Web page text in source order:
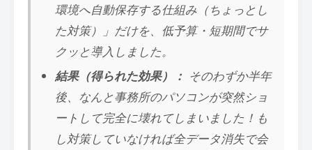
環境へ自動保存する仕組み（ちょっとし
た対策）」だけを、低予算・短期間でサ
クッと導入しました。
結果（得られた効果）： そのわずか半年
後、なんと事務所のパソコンが突然ショ
ートして完全に壊れてしまいました！も
し対策していなければ全データ消失で会